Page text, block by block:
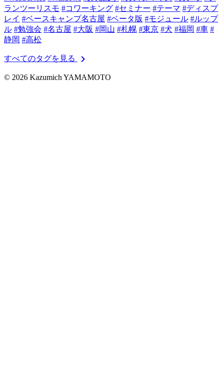
ランツーリスモ #コワーキング #セミナー #テーマ #ディスプ
レイ #ベースキャンプ名古屋 #ベータ版 #モジュール #ルップ
ル #勉強会 #名古屋 #大阪 #岡山 #札幌 #東京 #犬 #福岡 #車 #
静岡 #高松
すべてのタグを見る chevron_right
© 2026 Kazumich YAMAMOTO